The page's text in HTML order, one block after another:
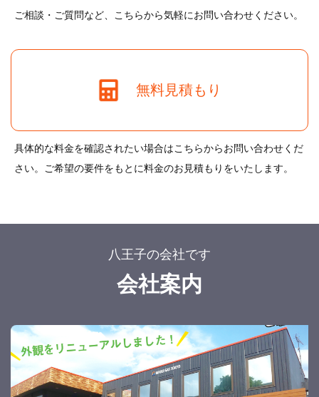
ご相談・ご質問など、こちらから気軽にお問い合わせください。
無料見積もり
具体的な料金を確認されたい場合はこちらからお問い合わせくだ
さい。ご希望の要件をもとに料金のお見積もりをいたします。
八王子の会社です
会社案内